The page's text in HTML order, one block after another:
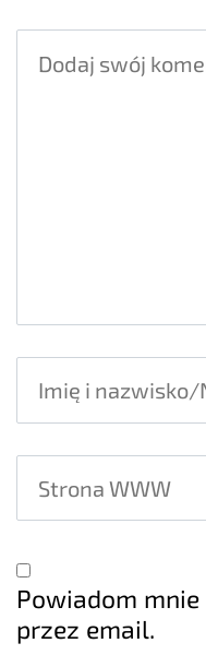
Powiadom
przez email.